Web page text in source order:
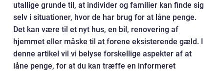
utallige grunde til, at individer og familier kan finde sig
selv i situationer, hvor de har brug for at låne penge.
Det kan være til et nyt hus, en bil, renovering af
hjemmet eller måske til at forene eksisterende gæld. I
denne artikel vil vi belyse forskellige aspekter af at
låne penge, for at du kan træffe en informeret